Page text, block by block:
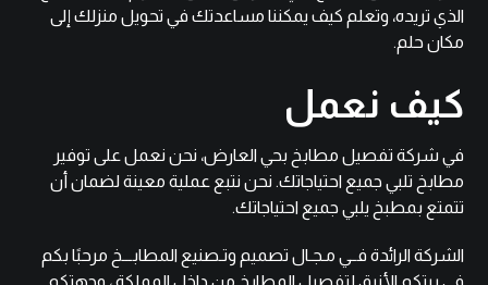
الذي تريده، وتعلم كيف يمكننا مساعدتك في تحويل منزلك إلى
مكان حلم.
كيف نعمل
في شركة تفصيل مطابخ بحي العارض، نحن نعمل على توفير
مطابخ تلبي جميع احتياجاتك. نحن نتبع عملية معينة لضمان أن
تتمتع بمطبخ يلبي جميع احتياجاتك.
الشركة الرائدة فــي مـجـال تصميم وتـصنيع المطابـــخ مرحبًا بكم
في بيتكم الأنيق لتفصيل المطابخ من داخل المملكة ، وجهتكم